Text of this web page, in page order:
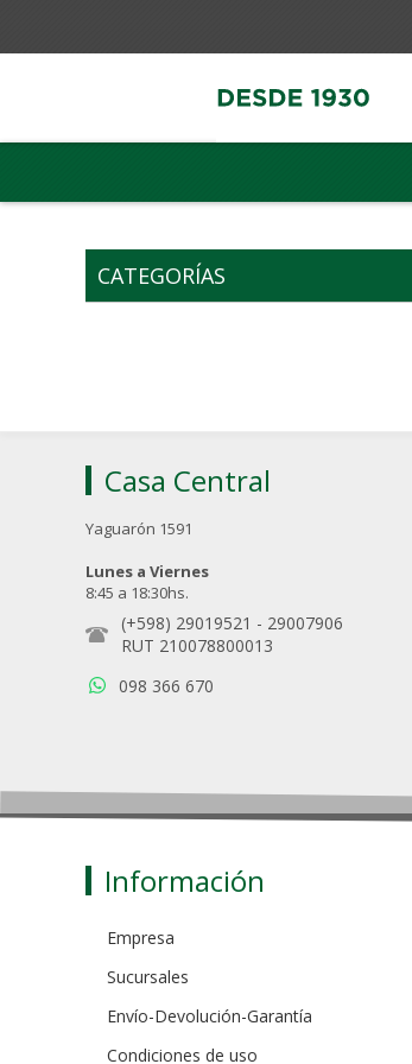
CATEGORÍAS
Casa Central
Yaguarón 1591
Lunes a Viernes
8:45 a 18:30hs.
(+598) 29019521 - 29007906
RUT 210078800013
098 366 670
Información
Empresa
Sucursales
Envío-Devolución-Garantía
Condiciones de uso